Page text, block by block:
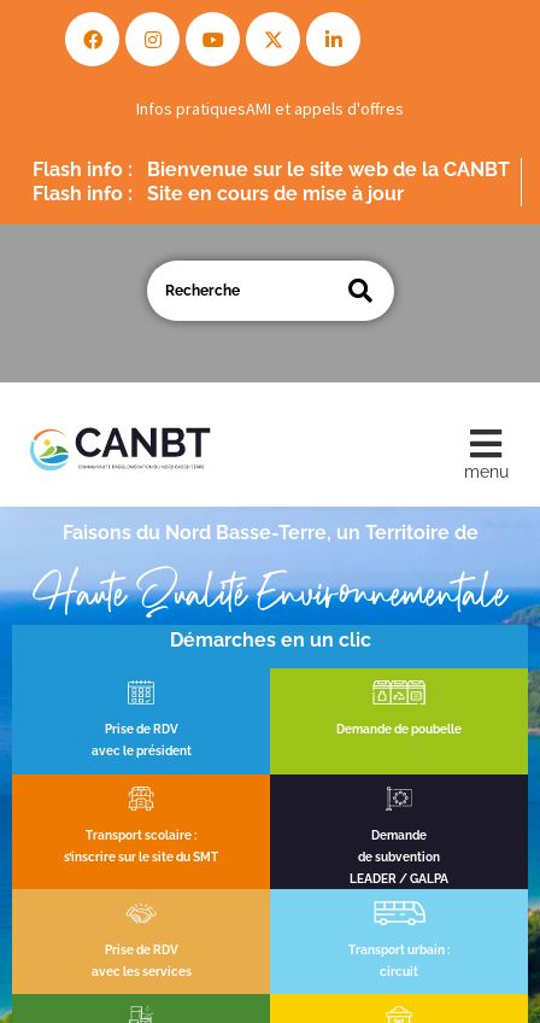
Flash info :
Bienvenue sur le site web de la CANBT
Flash info :
Site en cours de mise à jour
Infos pratiquesAMI et appels d'offres
Faisons du Nord Basse-Terre, un Territoire de
Haute Qualité Environnementale
Démarches en un clic
Prise de RDV
avec le président
Demande de poubelle
Transport scolaire :
s’inscrire sur le site du SMT
Demande
de subvention
LEADER / GALPA
Prise de RDV
avec les services
Transport urbain :
circuit